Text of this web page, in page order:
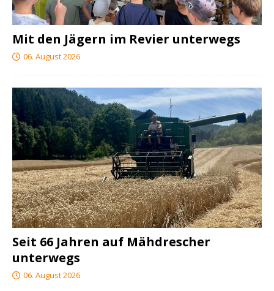
Mit den Jägern im Revier unterwegs
06. August 2026
Seit 66 Jahren auf Mähdrescher
unterwegs
06. August 2026